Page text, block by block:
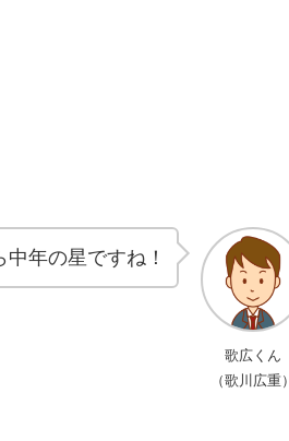
歌広くん
（歌川広重）
年の星ですね！